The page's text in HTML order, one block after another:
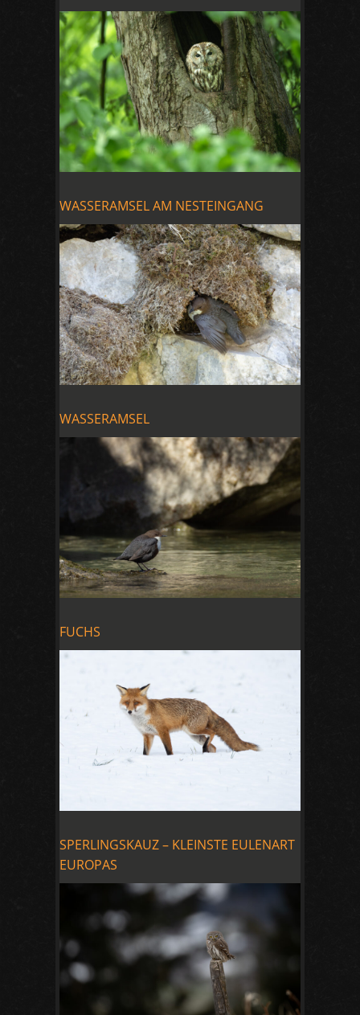
WASSERAMSEL AM NESTEINGANG
WASSERAMSEL
FUCHS
SPERLINGSKAUZ – KLEINSTE EULENART
EUROPAS